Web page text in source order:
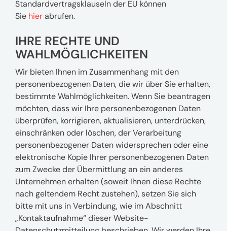
Standardvertragsklauseln der EU können
Sie hierabrufen.
IHRE RECHTE UND
WAHLMÖGLICHKEITEN
Wir bieten Ihnen im Zusammenhang mit den
personenbezogenen Daten, die wir über Sie erhalten,
bestimmte Wahlmöglichkeiten. Wenn Sie beantragen
möchten, dass wir Ihre personenbezogenen Daten
überprüfen, korrigieren, aktualisieren, unterdrücken,
einschränken oder löschen, der Verarbeitung
personenbezogener Daten widersprechen oder eine
elektronische Kopie Ihrer personenbezogenen Daten
zum Zwecke der Übermittlung an ein anderes
Unternehmen erhalten (soweit Ihnen diese Rechte
nach geltendem Recht zustehen), setzen Sie sich
bitte mit uns in Verbindung, wie im Abschnitt
„Kontaktaufnahme“ dieser Website-